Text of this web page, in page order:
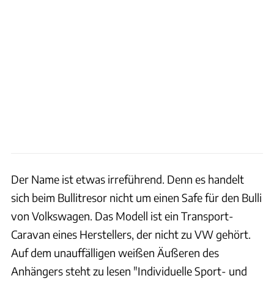
Der Name ist etwas irreführend. Denn es handelt
sich beim Bullitresor nicht um einen Safe für den Bulli
von Volkswagen. Das Modell ist ein Transport-
Caravan eines Herstellers, der nicht zu VW gehört.
Auf dem unauffälligen weißen Äußeren des
Anhängers steht zu lesen "Individuelle Sport- und